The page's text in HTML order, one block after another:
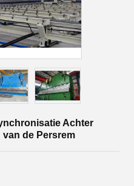
Achter
de Persrem